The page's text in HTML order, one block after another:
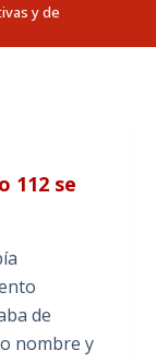
y de
112 se
de
nombre y